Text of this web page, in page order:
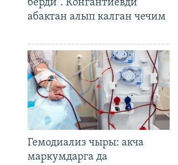
берди". Конгантиевди
абактан алып калган чечим
Гемодиализ чыры: акча
маркумдарга да